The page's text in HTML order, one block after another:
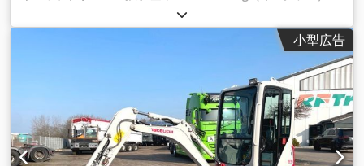
, 装備:
ド, 油圧ハンマー, 調節可能なシャーシ, 追加ヘッドライト,
小型広告